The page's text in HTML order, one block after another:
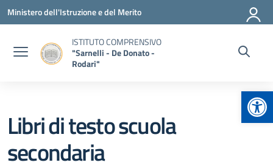
Vai ai contenuti
Vai al menu di navigazione
Vai al footer
Ministero dell'Istruzione e del Merito
ISTITUTO COMPRENSIVO
"Sarnelli - De Donato -
Rodari"
Libri di testo scuola
secondaria